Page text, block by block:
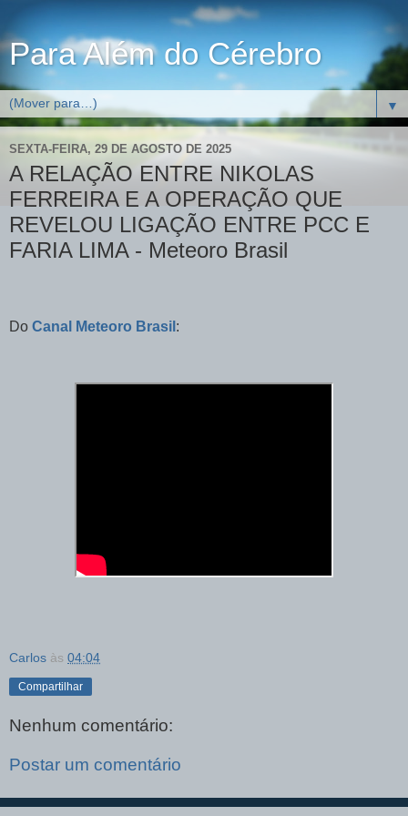
Para Além do Cérebro
▼
SEXTA-FEIRA, 29 DE AGOSTO DE 2025
A RELAÇÃO ENTRE NIKOLAS
FERREIRA E A OPERAÇÃO QUE
REVELOU LIGAÇÃO ENTRE PCC E
FARIA LIMA - Meteoro Brasil
Do Canal Meteoro Brasil :
Carlos às 04:04
Compartilhar
Nenhum comentário:
Postar um comentário